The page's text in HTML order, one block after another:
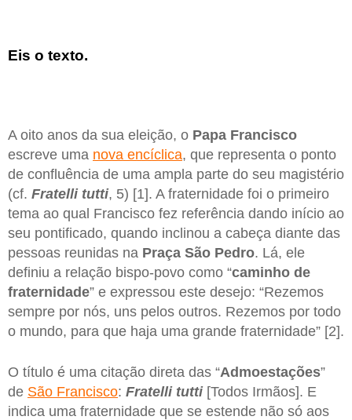
Eis o texto.
A oito anos da sua eleição, o Papa Francisco
escreve uma nova encíclica, que representa o ponto
de confluência de uma ampla parte do seu magistério
(cf. Fratelli tutti, 5) [1]. A fraternidade foi o primeiro
tema ao qual Francisco fez referência dando início ao
seu pontificado, quando inclinou a cabeça diante das
pessoas reunidas na Praça São Pedro. Lá, ele
definiu a relação bispo-povo como “caminho de
fraternidade” e expressou este desejo: “Rezemos
sempre por nós, uns pelos outros. Rezemos por todo
o mundo, para que haja uma grande fraternidade” [2].
O título é uma citação direta das “Admoestações”
de São Francisco: Fratelli tutti[Todos Irmãos]. E
indica uma fraternidade que se estende não só aos